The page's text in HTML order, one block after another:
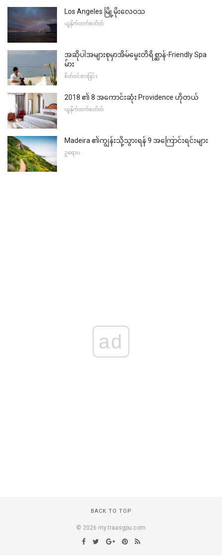
Los Angeles မြို့မိုးလေဝသ
ယူနိုက်တက်စတိတ်
အဆိုပါအများစုမှာအိမ်မွေးတိရိစ္ဆာန်-Friendly Spa
မ်ား
စိတ်ဝင်စားခြင်း
2018 ၏ 8 အကောင်းဆုံး Providence ဟိုတယ်
ယူနိုက်တက်စတိတ်
Madeira ၏ကျွန်းသို့သွားရန် 9 အကြောင်းရင်းများ
ဥရောပ
ad
BACK TO TOP
© 2026 my.traasgpu.com